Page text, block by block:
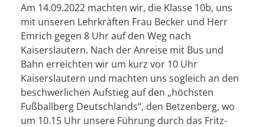
Am 14.09.2022 machten wir, die Klasse 10b, uns
mit unseren Lehrkräften Frau Becker und Herr
Emrich gegen 8 Uhr auf den Weg nach
Kaiserslautern. Nach der Anreise mit Bus und
Bahn erreichten wir um kurz vor 10 Uhr
Kaiserslautern und machten uns sogleich an den
beschwerlichen Aufstieg auf den „höchsten
Fußballberg Deutschlands“, den Betzenberg, wo
um 10.15 Uhr unsere Führung durch das Fritz-